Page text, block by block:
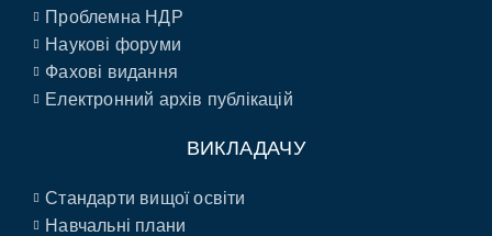
Проблемна НДР
Наукові форуми
Фахові видання
Електронний архів публікацій
ВИКЛАДАЧУ
Стандарти вищої освіти
Навчальні плани